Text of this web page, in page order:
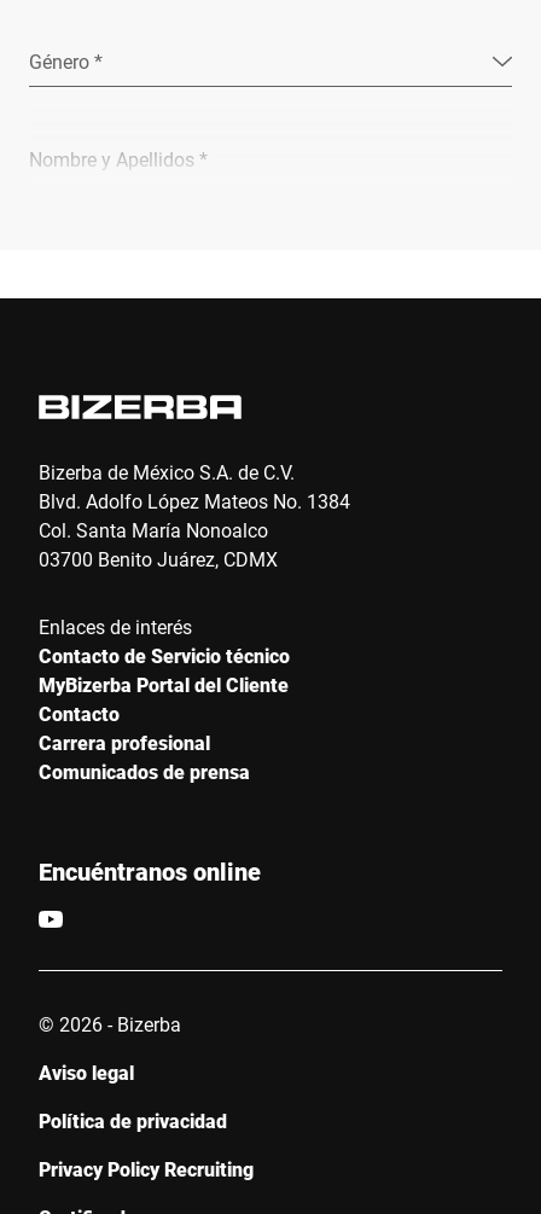
Género *
Nombre y Apellidos *
Calle *
Código postal *
Ciudad *
procesar esta solicitud Se puede encontrar más información en
Bizerba de México S.A. de C.V.
Blvd. Adolfo López Mateos No. 1384
Col. Santa María Nonoalco
03700 Benito Juárez, CDMX
Enlaces de interés
Contacto de Servicio técnico
MyBizerba Portal del Cliente
Contacto
Carrera profesional
Comunicados de prensa
Encuéntranos online
© 2026 - Bizerba
Aviso legal
Política de privacidad
Privacy Policy Recruiting